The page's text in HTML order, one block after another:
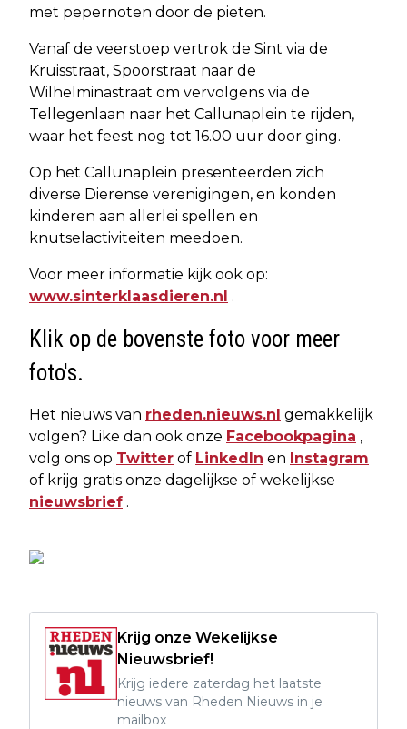
met pepernoten door de pieten.
Vanaf de veerstoep vertrok de Sint via de
Kruisstraat, Spoorstraat naar de
Wilhelminastraat om vervolgens via de
Tellegenlaan naar het Callunaplein te rijden,
waar het feest nog tot 16.00 uur door ging.
Op het Callunaplein presenteerden zich
diverse Dierense verenigingen, en konden
kinderen aan allerlei spellen en
knutselactiviteiten meedoen.
Voor meer informatie kijk ook op:
www.sinterklaasdieren.nl .
Klik op de bovenste foto voor meer
foto's.
Het nieuws van rheden.nieuws.nl gemakkelijk
volgen? Like dan ook onze Facebookpagina ,
volg ons op Twitter of LinkedIn en Instagram
of krijg gratis onze dagelijkse of wekelijkse
nieuwsbrief .
Krijg onze Wekelijkse
Nieuwsbrief!
Krijg iedere zaterdag het laatste
nieuws van Rheden Nieuws in je
mailbox